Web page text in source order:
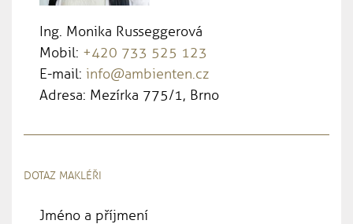
Ing. Monika Russeggerová
Mobil: +420 733 525 123
E-mail: info@ambienten.cz
Adresa: Mezírka 775/1, Brno
DOTAZ MAKLÉŘI
Jméno a příjmení